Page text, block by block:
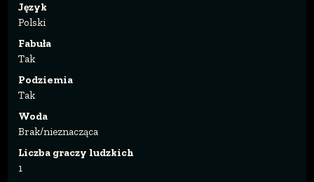
Język
Polski
Fabuła
Tak
Podziemia
Tak
Woda
Brak/nieznacząca
Liczba graczy ludzkich
1